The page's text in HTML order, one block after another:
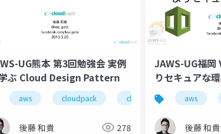
pattern
UG熊本 第3回勉強会 実例
ぶ Cloud Design Pattern
aws cloudpack cloud design pattern
後藤 和貴 278
JAWS-UG福岡 VPC実践編 ＋ よ
りセキュアな
aws
後藤 和貴